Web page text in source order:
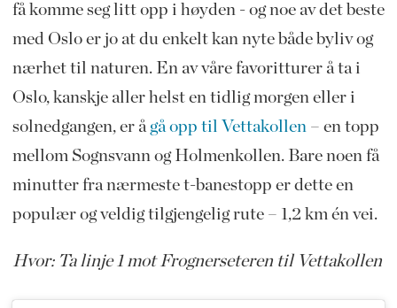
få komme seg litt opp i høyden - og noe av det beste
med Oslo er jo at du enkelt kan nyte både byliv og
nærhet til naturen. En av våre favoritturer å ta i
Oslo, kanskje aller helst en tidlig morgen eller i
solnedgangen, er å gå opp til Vettakollen– en topp
mellom Sognsvann og Holmenkollen. Bare noen få
minutter fra nærmeste t-banestopp er dette en
populær og veldig tilgjengelig rute – 1,2 km én vei.
Hvor: Ta linje 1 mot Frognerseteren til Vettakollen